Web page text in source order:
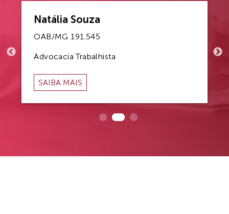
Natália Souza
OAB/MG 191.545
Advocacia Trabalhista
SAIBA MAIS
NATÁLIA
SOUZA